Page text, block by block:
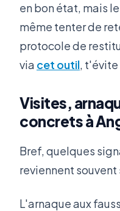
en bon état, mais
même tenter de
protocole de
via cet outil, t'évite
Visites,
concrets à
Bref, quelques
reviennent
L'arnaque aux